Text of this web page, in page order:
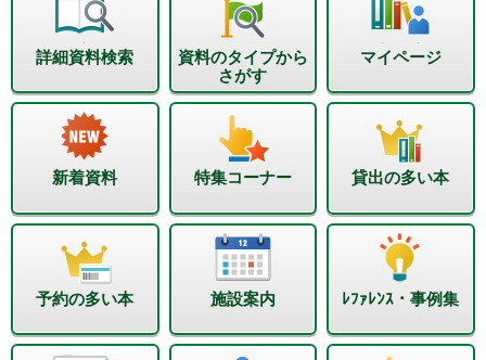
詳細資料検索
資料のタイプから
さがす
マイページ
新着資料 特集コーナー 貸出の多い本
予約の多い本 施設案内 ﾚﾌｧﾚﾝｽ・事例集